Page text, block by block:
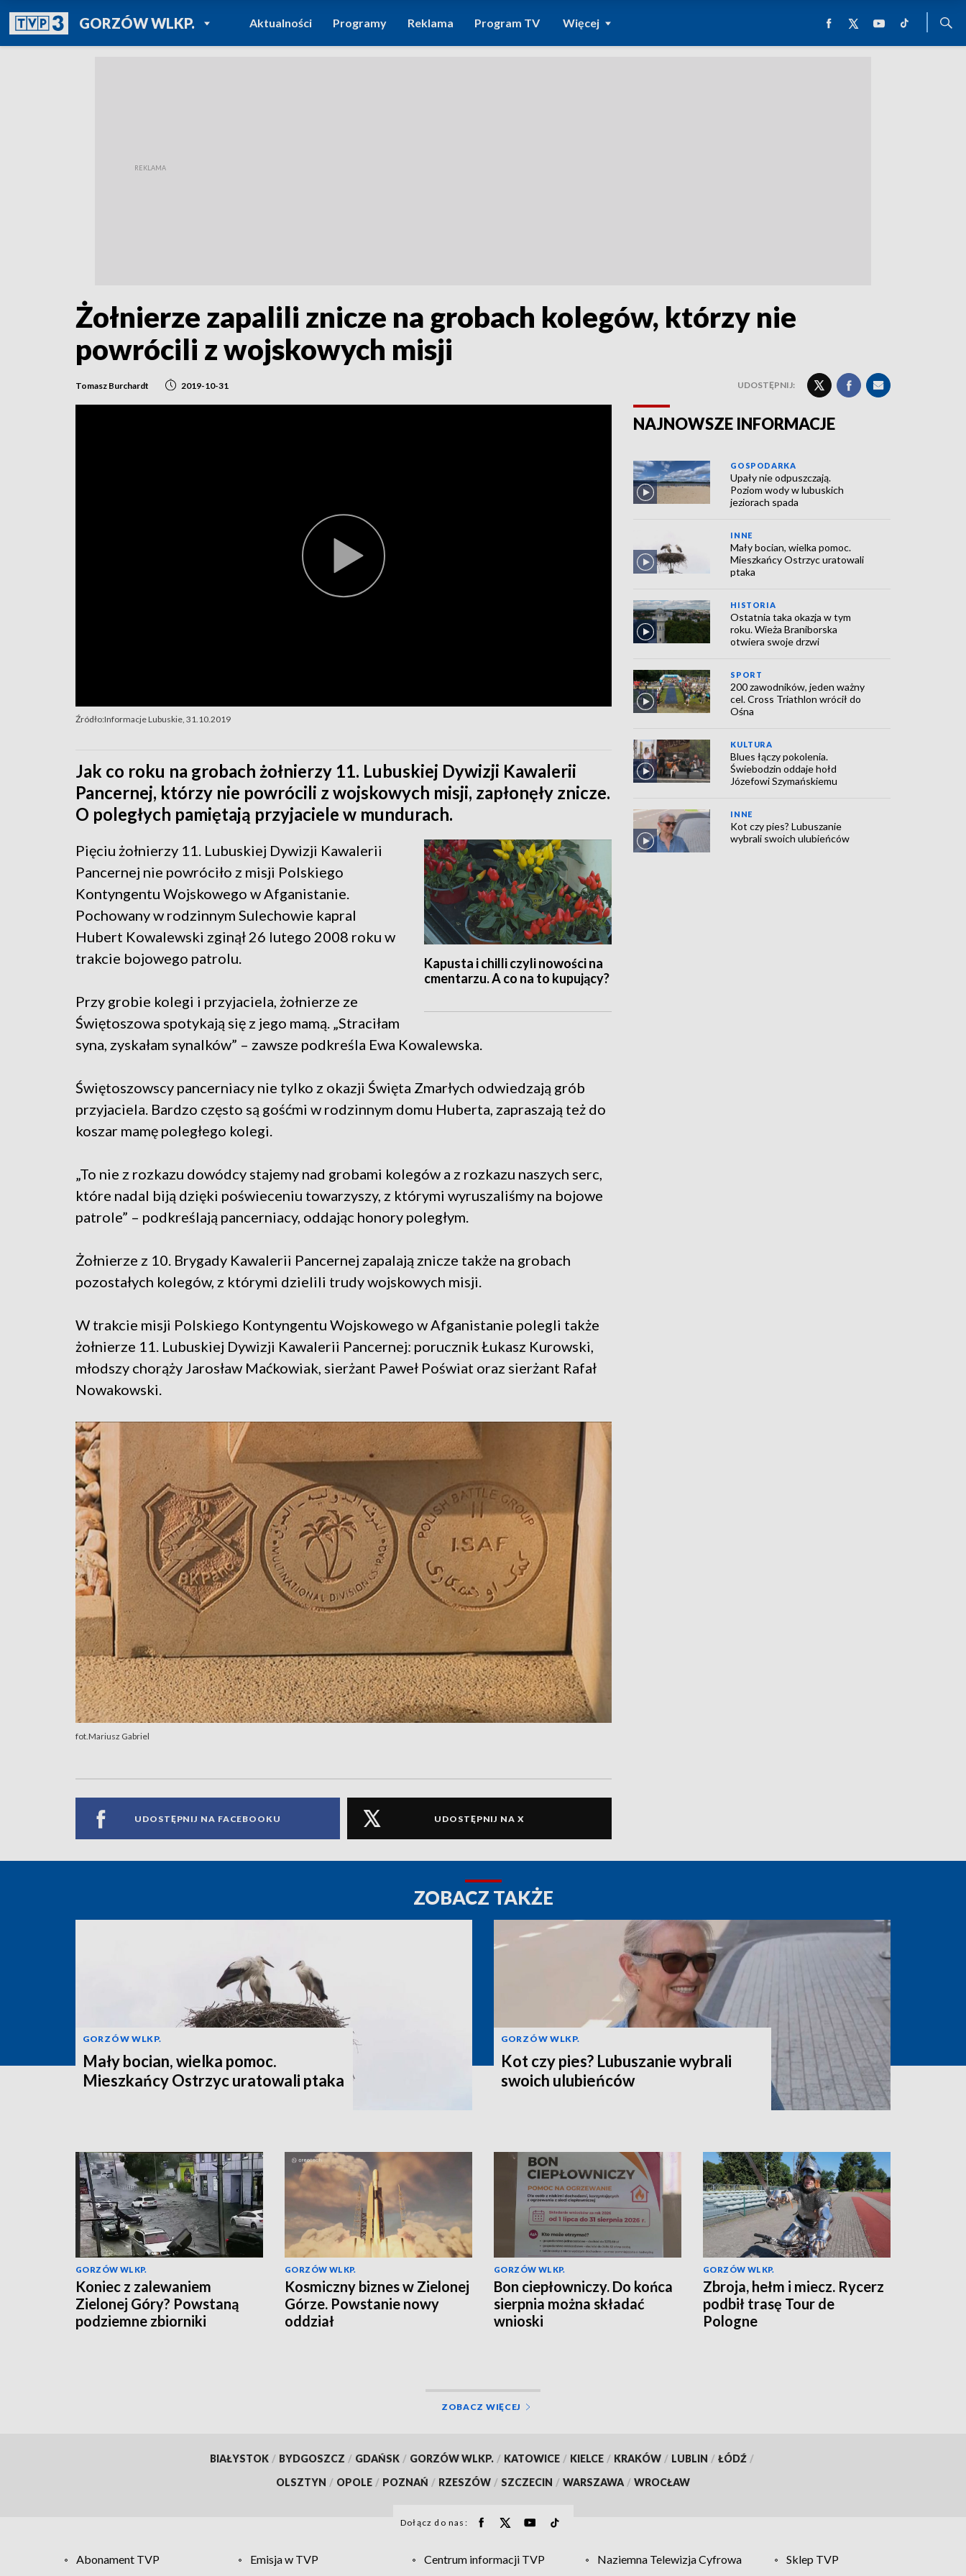
GORZÓW WLKP.POWRÓT DO
TVP REGIONY
Aktualności Programy Reklama Program TV Więcej
Żołnierze zapalili znicze na grobach kolegów, którzy nie
powrócili z wojskowych misji
Tomasz Burchardt 2019-10-31 UDOSTĘPNIJ:
Źródło:Informacje Lubuskie, 31.10.2019
Jak co roku na grobach żołnierzy 11. Lubuskiej Dywizji Kawalerii
Pancernej, którzy nie powrócili z wojskowych misji, zapłonęły znicze.
O poległych pamiętają przyjaciele w mundurach.
Kapusta i chilli czyli nowości na
cmentarzu. A co na to kupujący?
Pięciu żołnierzy 11. Lubuskiej Dywizji Kawalerii
Pancernej nie powróciło z misji Polskiego
Kontyngentu Wojskowego w Afganistanie.
Pochowany w rodzinnym Sulechowie kapral
Hubert Kowalewski zginął 26 lutego 2008 roku w
trakcie bojowego patrolu.
Przy grobie kolegi i przyjaciela, żołnierze ze
Świętoszowa spotykają się z jego mamą. „Straciłam
syna, zyskałam synalków” – zawsze podkreśla Ewa Kowalewska.
Świętoszowscy pancerniacy nie tylko z okazji Święta Zmarłych odwiedzają grób
przyjaciela. Bardzo często są gośćmi w rodzinnym domu Huberta, zapraszają też do
koszar mamę poległego kolegi.
„To nie z rozkazu dowódcy stajemy nad grobami kolegów a z rozkazu naszych serc,
które nadal biją dzięki poświeceniu towarzyszy, z którymi wyruszaliśmy na bojowe
patrole” – podkreślają pancerniacy, oddając honory poległym.
Żołnierze z 10. Brygady Kawalerii Pancernej zapalają znicze także na grobach
pozostałych kolegów, z którymi dzielili trudy wojskowych misji.
W trakcie misji Polskiego Kontyngentu Wojskowego w Afganistanie polegli także
żołnierze 11. Lubuskiej Dywizji Kawalerii Pancernej: porucznik Łukasz Kurowski,
młodszy chorąży Jarosław Maćkowiak, sierżant Paweł Poświat oraz sierżant Rafał
Nowakowski.
fot.Mariusz Gabriel
UDOSTĘPNIJ NA FACEBOOKU UDOSTĘPNIJ NA X
NAJNOWSZE INFORMACJE
GOSPODARKA
Upały nie odpuszczają.
Poziom wody w lubuskich
jeziorach spada
INNE
Mały bocian, wielka pomoc.
Mieszkańcy Ostrzyc uratowali
ptaka
HISTORIA
Ostatnia taka okazja w tym
roku. Wieża Braniborska
otwiera swoje drzwi
SPORT
200 zawodników, jeden ważny
cel. Cross Triathlon wrócił do
Ośna
KULTURA
Blues łączy pokolenia.
Świebodzin oddaje hołd
Józefowi Szymańskiemu
INNE
Kot czy pies? Lubuszanie
wybrali swoich ulubieńców
ZOBACZ TAKŻE
GORZÓW WLKP.
Mały bocian, wielka pomoc.
Mieszkańcy Ostrzyc uratowali ptaka
GORZÓW WLKP.
Kot czy pies? Lubuszanie wybrali
swoich ulubieńców
GORZÓW WLKP.
Koniec z zalewaniem
Zielonej Góry? Powstaną
podziemne zbiorniki
GORZÓW WLKP.
Kosmiczny biznes w Zielonej
Górze. Powstanie nowy
oddział
GORZÓW WLKP.
Bon ciepłowniczy. Do końca
sierpnia można składać
wnioski
GORZÓW WLKP.
Zbroja, hełm i miecz. Rycerz
podbił trasę Tour de
Pologne
ZOBACZ WIĘCEJ
BIAŁYSTOK / BYDGOSZCZ / GDAŃSK / GORZÓW WLKP. / KATOWICE / KIELCE / KRAKÓW / LUBLIN / ŁÓDŹ /
OLSZTYN / OPOLE / POZNAŃ / RZESZÓW / SZCZECIN / WARSZAWA / WROCŁAW
Dołącz do nas:
Abonament TVP Emisja w TVP Centrum informacji TVP Naziemna Telewizja Cyfrowa
Sklep TVP